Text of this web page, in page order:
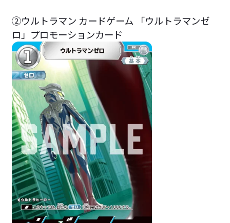
②ウルトラマン カードゲーム 「ウルトラマンゼ
ロ」プロモーションカード